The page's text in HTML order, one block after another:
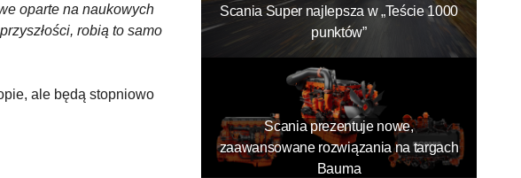
oparte na naukowych
robią to samo
ale będą stopniowo
Scania Super najlepsza w „Teście 1000
punktów”
Scania prezentuje nowe,
zaawansowane rozwiązania na targach
Bauma